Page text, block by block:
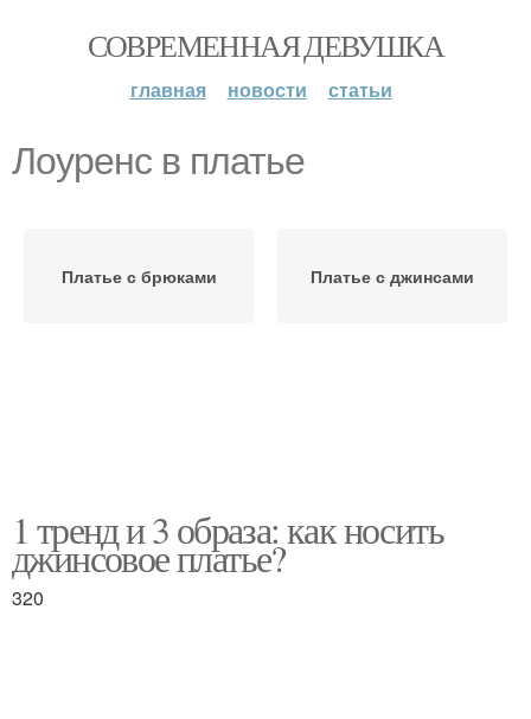
СОВРЕМЕННАЯ ДЕВУШКА
главная новости статьи
Лоуренс в платье
Платье с брюками Платье с джинсами
1 тренд и 3 образа: как носить
джинсовое платье?
320